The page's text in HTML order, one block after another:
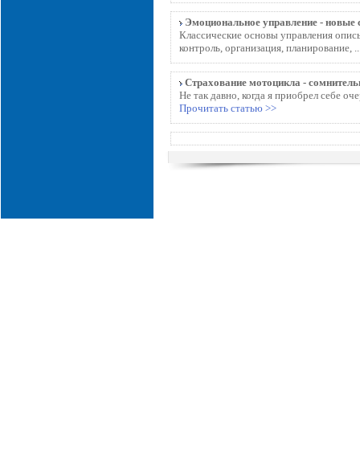
Эмоциональное управление -
Классические основы управления
контроль, организация, планирование,
Страхование мотоцикла -
Не так давно, когда я приобрел себе
Прочитать статью >>